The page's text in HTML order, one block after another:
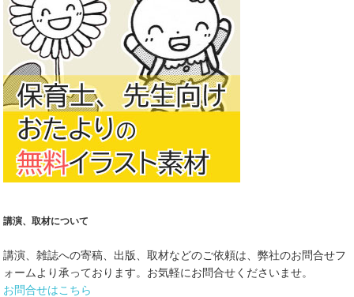
講演、取材について
講演、雑誌への寄稿、出版、取材などのご依頼は、弊社のお問合せフ
ォームより承っております。お気軽にお問合せくださいませ。
お問合せはこちら